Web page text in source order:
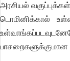
அரசியல்
டொமினிக்கால்
பாசறைகளுக்குமான